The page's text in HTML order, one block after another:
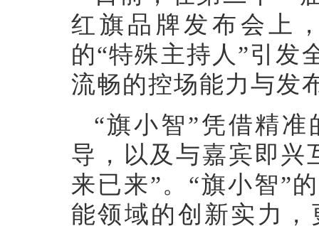
红旗品牌发布会上
的“特殊主持人”引
流畅的控场能力与发
“旗小智”凭借精
导，以及与嘉宾即兴
来已来”。“旗小智”
能领域的创新实力